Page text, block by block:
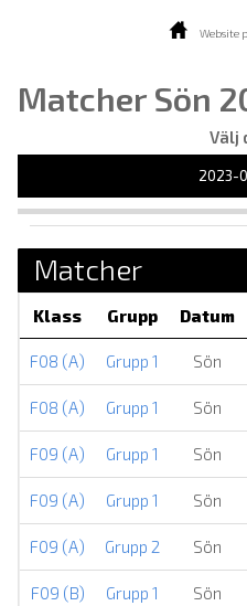
Website
Matcher Sön
Välj
2023-
Matcher
Klass Grupp Datum
F08 (A) Grupp 1 Sön
F08 (A) Grupp 1 Sön
F09 (A) Grupp 1 Sön
F09 (A) Grupp 1 Sön
F09 (A) Grupp 2 Sön
F09 (B) Grupp 1 Sön